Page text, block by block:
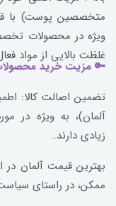
متخصصین پوست) با
ویژه در محصولات
غلظت بالایی از مواد
🔑 مزیت خرید محصولات
آلمان)، به ویژه در
زیادی دارند..
بهترین قیمت آلمان در
ممکن، در راستای